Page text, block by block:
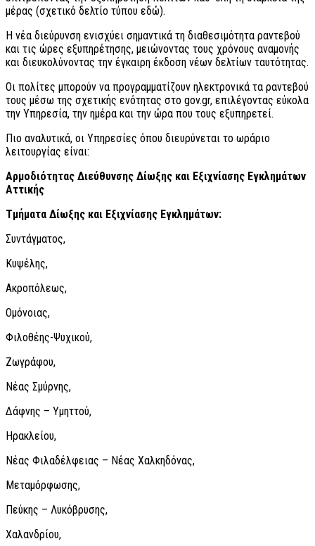
μέρας (σχετικό δελτίο τύπου εδώ).
Η νέα διεύρυνση ενισχύει σημαντικά τη διαθεσιμότητα ραντεβού
και τις ώρες εξυπηρέτησης, μειώνοντας τους χρόνους αναμονής
και διευκολύνοντας την έγκαιρη έκδοση νέων δελτίων ταυτότητας.
Οι πολίτες μπορούν να προγραμματίζουν ηλεκτρονικά τα ραντεβού
τους μέσω της σχετικής ενότητας στο gov.gr, επιλέγοντας εύκολα
την Υπηρεσία, την ημέρα και την ώρα που τους εξυπηρετεί.
Πιο αναλυτικά, οι Υπηρεσίες όπου διευρύνεται το ωράριο
λειτουργίας είναι:
Αρμοδιότητας Διεύθυνσης Δίωξης και Εξιχνίασης Εγκλημάτων
Αττικής
Τμήματα Δίωξης και Εξιχνίασης Εγκλημάτων:
Συντάγματος,
Κυψέλης,
Ακροπόλεως,
Ομόνοιας,
Φιλοθέης-Ψυχικού,
Ζωγράφου,
Νέας Σμύρνης,
Δάφνης – Υμηττού,
Ηρακλείου,
Νέας Φιλαδέλφειας – Νέας Χαλκηδόνας,
Μεταμόρφωσης,
Πεύκης – Λυκόβρυσης,
Χαλανδρίου,